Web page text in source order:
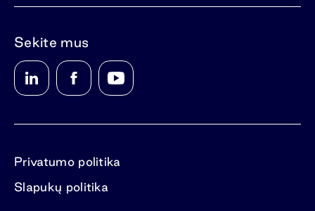
Sekite mus
Privatumo politika
Slapukų politika